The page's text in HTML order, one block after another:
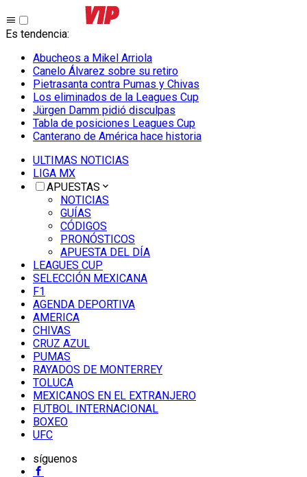
Es tendencia:
Abucheos a Mikel Arriola
Canelo Álvarez sobre su retiro
Pietrasanta contra Pumas y Chivas
Los eliminados de la Leagues Cup
Jürgen Damm pidió disculpas
Tabla de posiciones Leagues Cup
Canterano de América hace historia
ULTIMAS NOTICIAS
LIGA MX
APUESTAS
NOTICIAS
GUÍAS
CÓDIGOS
PRONÓSTICOS
APUESTA DEL DÍA
LEAGUES CUP
SELECCIÓN MEXICANA
F1
AGENDA DEPORTIVA
AMERICA
CHIVAS
CRUZ AZUL
PUMAS
RAYADOS DE MONTERREY
TOLUCA
MEXICANOS EN EL EXTRANJERO
FUTBOL INTERNACIONAL
BOXEO
UFC
síguenos